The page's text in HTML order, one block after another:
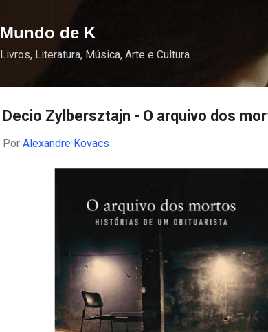
Mundo de K
Livros, Literatura, Música, Arte e Cultura.
Decio Zylbersztajn - O arquivo dos
Por Alexandre Kovacs